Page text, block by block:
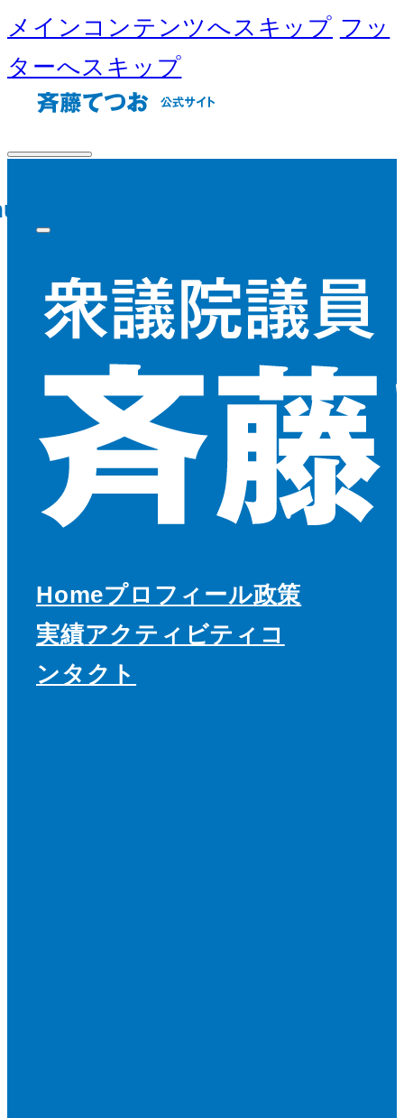
メインコンテンツへスキップ フッ
ターへスキップ
Homeプロフィール政策
実績アクティビティ コ
ンタクト